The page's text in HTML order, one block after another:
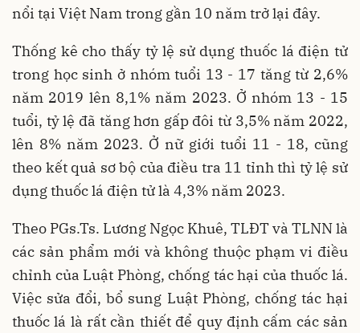
nổi tại Việt Nam trong gần 10 năm trở lại đây.
Thống kê cho thấy tỷ lệ sử dụng thuốc lá điện tử
trong học sinh ở nhóm tuổi 13 - 17 tăng từ 2,6%
năm 2019 lên 8,1% năm 2023. Ở nhóm 13 - 15
tuổi, tỷ lệ đã tăng hơn gấp đôi từ 3,5% năm 2022,
lên 8% năm 2023. Ở nữ giới tuổi 11 - 18, cũng
theo kết quả sơ bộ của điều tra 11 tỉnh thì tỷ lệ sử
dụng thuốc lá điện tử là 4,3% năm 2023.
Theo PGs.Ts. Lương Ngọc Khuê, TLĐT và TLNN là
các sản phẩm mới và không thuộc phạm vi điều
chỉnh của Luật Phòng, chống tác hại của thuốc lá.
Việc sửa đổi, bổ sung Luật Phòng, chống tác hại
thuốc lá là rất cần thiết để quy định cấm các sản